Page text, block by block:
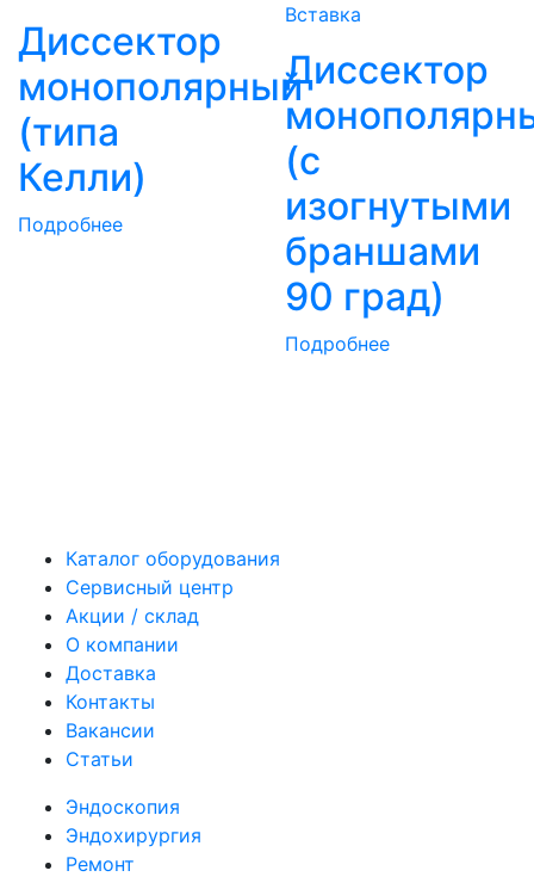
Диссектор
монополярный
(типа
Келли)
Подробнее
Вставка
Диссектор
(с
изогнутыми
браншами
90 град)
Подробнее
Каталог оборудования
Сервисный центр
Акции / склад
О компании
Доставка
Контакты
Вакансии
Статьи
Эндоскопия
Эндохирургия
Ремонт